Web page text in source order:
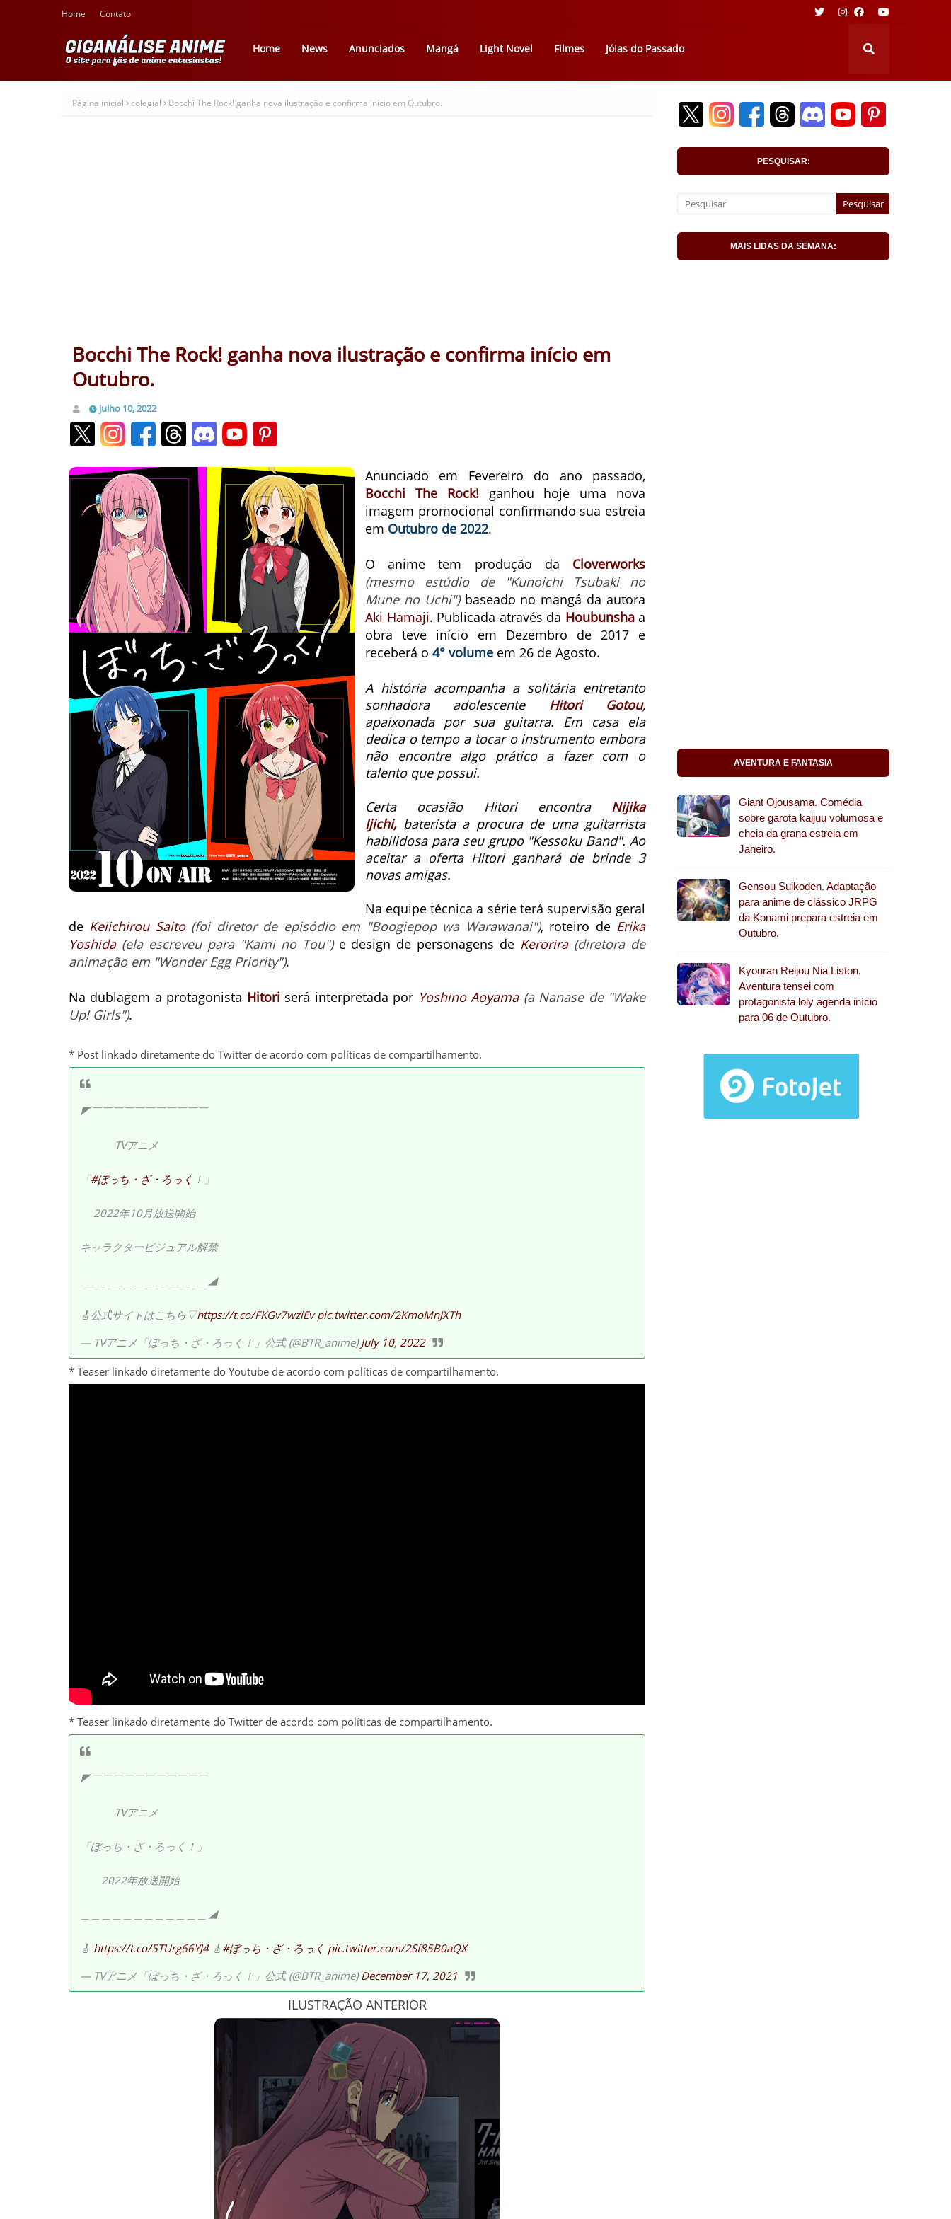
Home Contato
Home News Anunciados Mangá Light Novel Filmes Jóias do Passado
Página inicial colegial Bocchi The Rock! ganha nova ilustração e confirma início em Outubro.
Bocchi The Rock! ganha nova ilustração e confirma início em
Outubro.
julho 10, 2022
Anunciado em Fevereiro do ano passado,
Bocchi The Rock!ganhou hoje uma nova
imagem promocional confirmando sua estreia
em Outubro de 2022.
O anime tem produção da Cloverworks
(mesmo estúdio de "Kunoichi Tsubaki no
Mune no Uchi")baseado no mangá da autora
Aki Hamaji. Publicada através da Houbunshaa
obra teve início em Dezembro de 2017 e
receberá o 4° volume em 26 de Agosto.
A história acompanha a solitária entretanto
sonhadora adolescente Hitori Gotou,
apaixonada por sua guitarra. Em casa ela
dedica o tempo a tocar o instrumento embora
não encontre algo prático a fazer com o
talento que possui.
Certa ocasião Hitori encontra Nijika
Ijichi, baterista a procura de uma guitarrista
habilidosa para seu grupo "Kessoku Band". Ao
aceitar a oferta Hitori ganhará de brinde 3
novas amigas.
Na equipe técnica a série terá supervisão geral
de Keiichirou Saito (foi diretor de episódio em "Boogiepop wa Warawanai"), roteiro de Erika
Yoshida (ela escreveu para "Kami no Tou") e design de personagens de Kerorira (diretora de
animação em "Wonder Egg Priority").
Na dublagem a protagonista Hitori será interpretada por Yoshino Aoyama (a Nanase de "Wake
Up! Girls").
* Post linkado diretamente do Twitter de acordo com políticas de compartilhamento.
◤￣￣￣￣￣￣￣￣￣￣￣
TVアニメ
「#ぼっち・ざ・ろっく ！」
2022年10月放送開始
キャラクタービジュアル解禁
＿＿＿＿＿＿＿＿＿＿＿＿◢
🎸公式サイトはこちら▽https://t.co/FKGv7wziEv pic.twitter.com/2KmoMnJXTh
— TVアニメ「ぼっち・ざ・ろっく！」公式 (@BTR_anime)July 10, 2022
* Teaser linkado diretamente do Youtube de acordo com políticas de compartilhamento.
* Teaser linkado diretamente do Twitter de acordo com políticas de compartilhamento.
◤￣￣￣￣￣￣￣￣￣￣￣
TVアニメ
「ぼっち・ざ・ろっく！」
2022年放送開始
＿＿＿＿＿＿＿＿＿＿＿＿◢
🎸 https://t.co/5TUrg66YJ4🎸#ぼっち・ざ・ろっく pic.twitter.com/2Sf85B0aQX
— TVアニメ「ぼっち・ざ・ろっく！」公式 (@BTR_anime)December 17, 2021
ILUSTRAÇÃO ANTERIOR
PESQUISAR:
MAIS LIDAS DA SEMANA:
AVENTURA E FANTASIA
Giant Ojousama. Comédia
sobre garota kaijuu volumosa e
cheia da grana estreia em
Janeiro.
Gensou Suikoden. Adaptação
para anime de clássico JRPG
da Konami prepara estreia em
Outubro.
Kyouran Reijou Nia Liston.
Aventura tensei com
protagonista loly agenda início
para 06 de Outubro.